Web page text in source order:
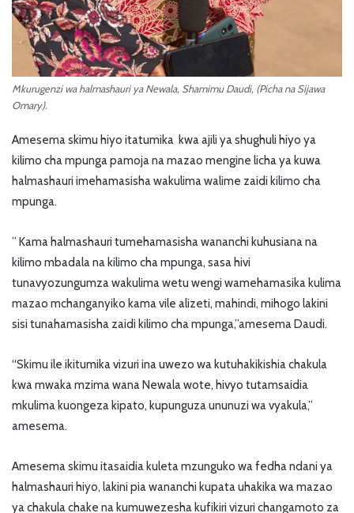
Mkurugenzi wa halmashauri ya Newala, Shamimu Daudi, (Picha na Sijawa
Omary).
Amesema skimu hiyo itatumika kwa ajili ya shughuli hiyo ya
kilimo cha mpunga pamoja na mazao mengine licha ya kuwa
halmashauri imehamasisha wakulima walime zaidi kilimo cha
mpunga.
” Kama halmashauri tumehamasisha wananchi kuhusiana na
kilimo mbadala na kilimo cha mpunga, sasa hivi
tunavyozungumza wakulima wetu wengi wamehamasika kulima
mazao mchanganyiko kama vile alizeti, mahindi, mihogo lakini
sisi tunahamasisha zaidi kilimo cha mpunga,”amesema Daudi.
“Skimu ile ikitumika vizuri ina uwezo wa kutuhakikishia chakula
kwa mwaka mzima wana Newala wote, hivyo tutamsaidia
mkulima kuongeza kipato, kupunguza ununuzi wa vyakula,”
amesema.
Amesema skimu itasaidia kuleta mzunguko wa fedha ndani ya
halmashauri hiyo, lakini pia wananchi kupata uhakika wa mazao
ya chakula chake na kumuwezesha kufikiri vizuri changamoto za